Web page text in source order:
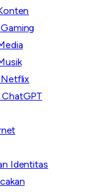
Identitas